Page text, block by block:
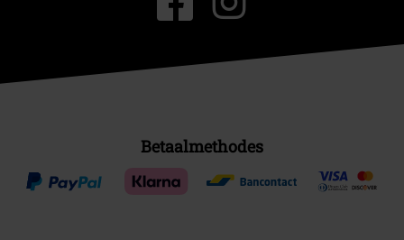
Betaalmethodes